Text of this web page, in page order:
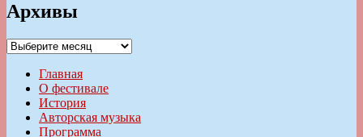
Архивы
Архивы
Главная
О фестивале
История
Авторская музыка
Программа